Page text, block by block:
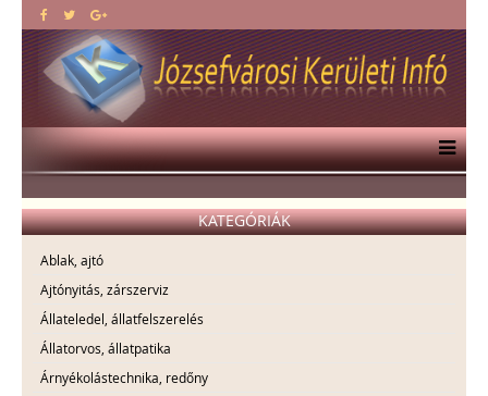
KATEGÓRIÁK
Ablak, ajtó
Ajtónyitás, zárszerviz
Állateledel, állatfelszerelés
Állatorvos, állatpatika
Árnyékolástechnika, redőny